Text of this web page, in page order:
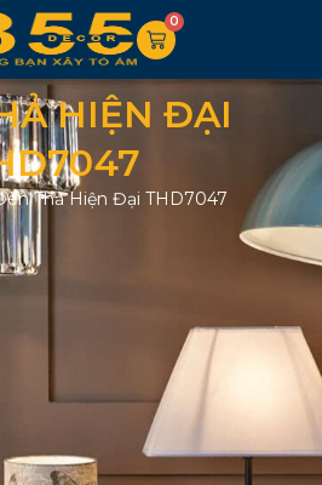
0
HIỆN ĐẠI
Thả Hiện Đại THD7047